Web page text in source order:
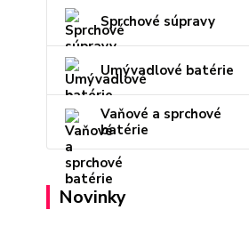
Sprchové súpravy
Umývadlové batérie
Vaňové a sprchové
batérie
Novinky